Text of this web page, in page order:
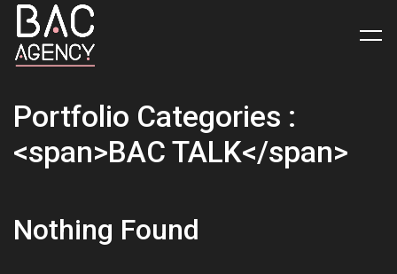
Portfolio Categories :
<span>BAC TALK</span>
Nothing Found